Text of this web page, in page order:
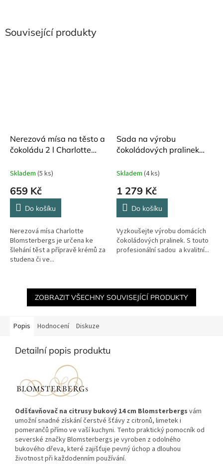
Související produkty
Nerezová mísa na těsto a
čokoládu 2 l Charlotte
Skladem (5 ks)
659 Kč
Do košíku
Nerezová mísa Charlotte
Blomsterbergs je určena ke
šlehání těst a přípravě krémů za
studena či ve...
Sada na výrobu
čokoládových pralinek
Skladem (4 ks)
1 279 Kč
Do košíku
Vyzkoušejte výrobu domácích
čokoládových pralinek. S touto
profesionální sadou a kvalitní...
ZOBRAZIT VŠECHNY SOUVISEJÍCÍ PRODUKTY
Popis Hodnocení Diskuze
Detailní popis produktu
Odšťavňovač na citrusy bukový 14 cm Blomsterbergs vám
umožní snadné získání čerstvé šťávy z citronů, limetek i
pomerančů přímo ve vaší kuchyni. Tento praktický pomocník od
severské značky Blomsterbergs je vyroben z odolného
bukového dřeva, které zajišťuje pevný úchop a dlouhou
životnost při každodenním používání.